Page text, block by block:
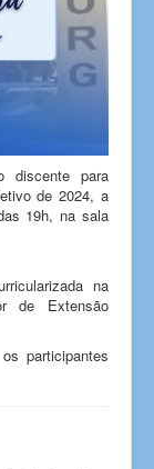
discente para
de 2024, a
19h, na sala
na
de Extensão
participantes